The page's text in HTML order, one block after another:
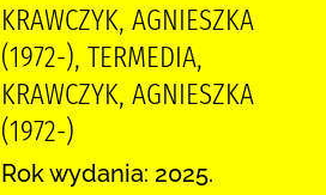
KRAWCZYK, AGNIESZKA
(1972-), TERMEDIA,
KRAWCZYK, AGNIESZKA
(1972-)
Rok wydania: 2025.